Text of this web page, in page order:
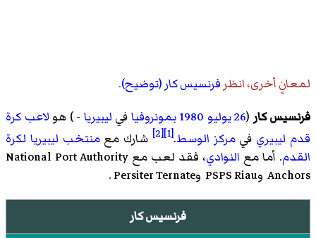
لمعانٍ أخرى، انظر فرنسيس كار (توضيح).
فرنسيس كار (26 يوليو 1980 بمونروفيافي ليبيريا - ) هو لاعب كرة
قدم ليبيري فيمركز الوسط.
[1]
[2] شارك معمنتخب ليبيريا لكرة
القدم. أما مع النوادي
، فقد لعب مع National Port Authority
Anchors وPSPS Riau وPersiter Ternate .
فرنسيس كار